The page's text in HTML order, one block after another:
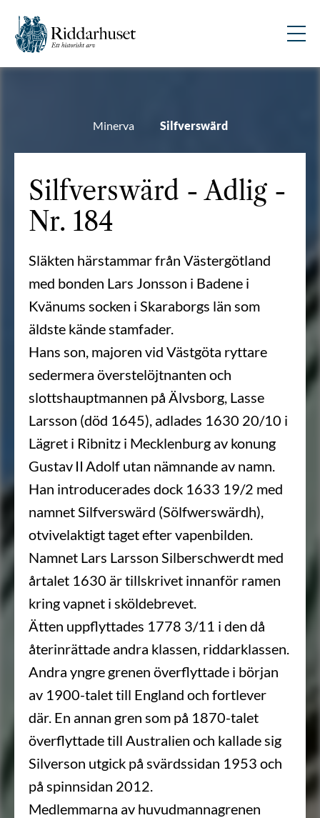
Minerva Silfverswärd
Silfverswärd - Adlig -
Nr. 184
Släkten härstammar från Västergötland
med bonden Lars Jonsson i Badene i
Kvänums socken i Skaraborgs län som
äldste kände stamfader.
Hans son, majoren vid Västgöta ryttare
sedermera överstelöjtnanten och
slottshauptmannen på Älvsborg, Lasse
Larsson (död 1645), adlades 1630 20/10 i
Lägret i Ribnitz i Mecklenburg av konung
Gustav II Adolf utan nämnande av namn.
Han introducerades dock 1633 19/2 med
namnet Silfverswärd (Sölfwerswärdh),
otvivelaktigt taget efter vapenbilden.
Namnet Lars Larsson Silberschwerdt med
årtalet 1630 är tillskrivet innanför ramen
kring vapnet i sköldebrevet.
Ätten uppflyttades 1778 3/11 i den då
återinrättade andra klassen, riddarklassen.
Andra yngre grenen överflyttade i början
av 1900-talet till England och fortlever
där. En annan gren som på 1870-talet
överflyttade till Australien och kallade sig
Silverson utgick på svärdssidan 1953 och
på spinnsidan 2012.
Medlemmarna av huvudmannagrenen